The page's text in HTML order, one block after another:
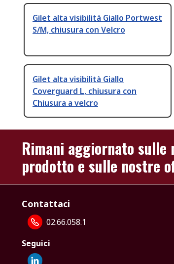
Gilet alta visibilità Giallo Portwest
S/M, chiusura con Velcro
Gilet alta visibilità Giallo
Coverguard L, chiusura con
Chiusura a velcro
Rimani aggiornato sulle
prodotto e sulle nostre
Contattaci
02.66.058.1
Seguici